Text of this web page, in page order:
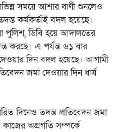
সময়ে আশার বাণী শুনলেও
কর্মকর্তাই বদল হয়েছে।
পুলিশ, ডিবি হয়ে আদালতের
করছে। এ পর্যন্ত ৬১ বার
দিন বদল হয়েছে। আগামী
জমা দেওয়ার দিন ধার্য
দিনেও তদন্ত প্রতিবেদন জমা
অগ্রগতি সম্পর্কে